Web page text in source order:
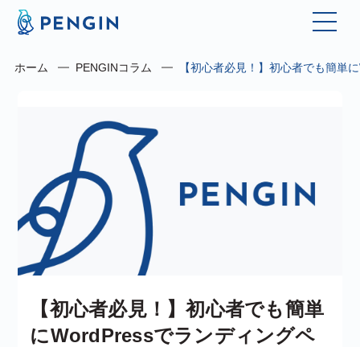
ホーム PENGINコラム 【初心者必見！】初心者でも簡単
【初心者必見！】初心者でも簡単
にWordPressでランディングペ